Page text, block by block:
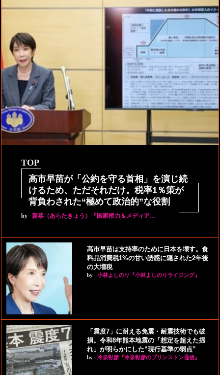
TOP
高市早苗が「公約を守る首相」を演じ続
けるため、ただそれだけ。税率1％策が
背負わされた“極めて政治的”な役割
by 新恭（あらたきょう）『国家権力＆メディア…
高市早苗は支持率のために日本を壊す。食
料品消費税1%の甘い誘惑に隠された2年後
の大増税
by 小林よしのり『小林よしのりライジング』
「震度7」に耐える免震・耐震技術でも破
損。令和8年熊本地震の「想定を超えた揺
れ」が明らかにした“現行基準の弱点”
by 冷泉彰彦『冷泉彰彦のプリンストン通信』